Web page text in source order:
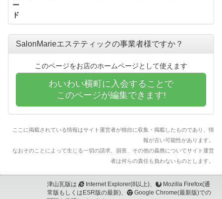
ー
ド
SalonMarieエステティックの事業者様ですか？
このページをお店のホームページとして使えます
わいわい横町に入会することで
このページが編集できます!
ここに掲載されている情報はサイト運営者が独自に収集・掲載したものであり、情
報が古い可能性があります。
なおそのことによって生じる一切の請求、損害、その他の義務についてサイト運営
者は何らの責任も負わないものとします。
津山瓦版は Internet Explorer(8以上)、
Mozilla Firefox(通
常版もしくはESR版の最新)、
Google Chrome(最新版)での